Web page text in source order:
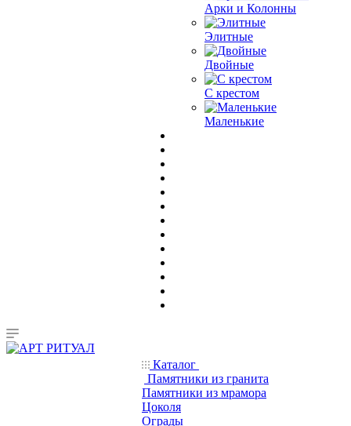
Арки и Колонны
Элитные
Двойные
С крестом
Маленькие
Каталог
Памятники из гранита
Памятники из мрамора
Цоколя
Ограды